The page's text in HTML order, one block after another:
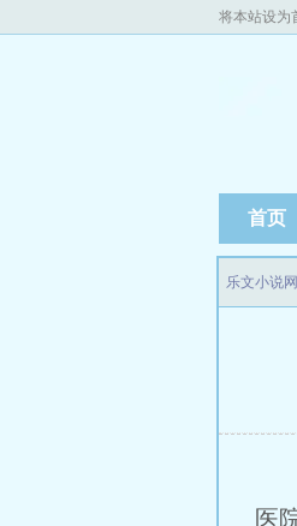
将本站设为
首页
乐文小说网
医